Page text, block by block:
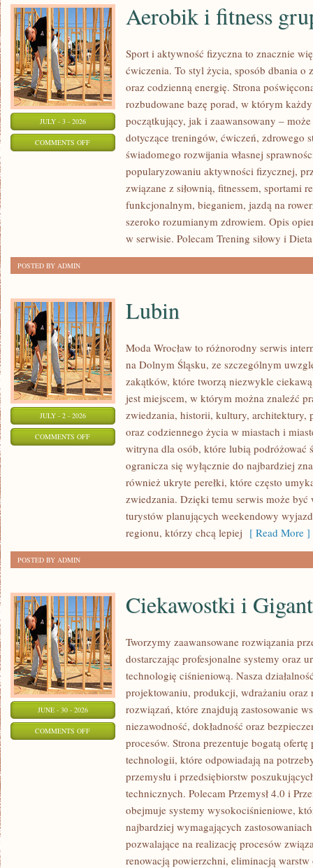
JULY - 3 - 2026
COMMENTS OFFON
Aerobik i fitness
Sport i aktywność fizyczna to znacznie
ćwiczenia. To styl życia, sposób dbania o
oraz codzienną energię. Strona
rozbudowane bazę porad, w którym
początkujący, jak i zaawansowany –
dotyczące treningów, ćwiczeń, zdrowego
świadomego rozwijania własnej
popularyzowaniu aktywności fizycznej,
związane z siłownią, fitnessem, sportami
funkcjonalnym, bieganiem, jazdą na
szeroko rozumianym zdrowiem. Opis
w serwisie. Polecam Trening siłowy i
POSTED BY ADMIN
JULY - 2 - 2026
COMMENTS OFFON
Lubin
Moda Wrocław to różnorodny serwis
na Dolnym Śląsku, ze szczególnym
zakątków, które tworzą niezwykle
jest miejscem, w którym można znaleźć
zwiedzania, historii, kultury, architektury,
oraz codziennego życia w miastach i
witryna dla osób, które lubią podróżować
ogranicza się wyłącznie do najbardziej
również ukryte perełki, które często
zwiedzania. Dzięki temu serwis może
turystów planujących weekendowy
regionu, którzy chcą lepiej [ Read More ]
POSTED BY ADMIN
JUNE - 30 - 2026
COMMENTS OFFON
CIEKAWOSTKI
Ciekawostki i
Tworzymy zaawansowane rozwiązania
dostarczając profesjonalne systemy oraz
technologię ciśnieniową. Nasza
projektowaniu, produkcji, wdrażaniu oraz
rozwiązań, które znajdują zastosowanie
niezawodność, dokładność oraz
procesów. Strona prezentuje bogatą ofertę
technologii, które odpowiadają na
przemysłu i przedsiębiorstw
technicznych. Polecam Przemysł 4.0 i
obejmuje systemy wysokociśnieniowe,
najbardziej wymagających
pozwalające na realizację procesów
renowacją powierzchni, eliminacją